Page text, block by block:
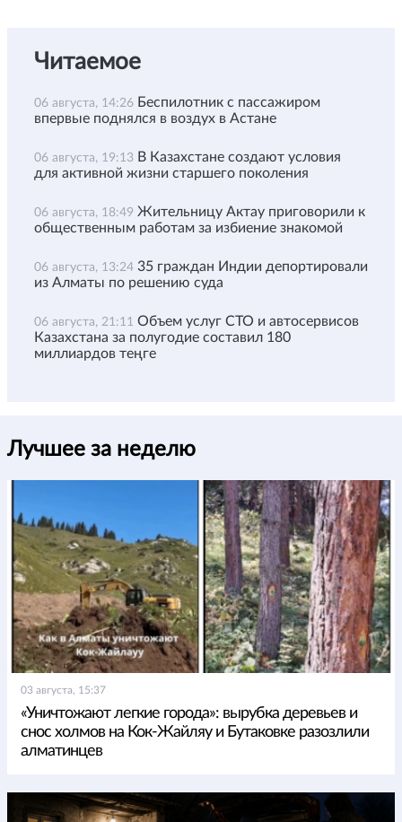
Читаемое
06 августа, 14:26 Беспилотник с пассажиром
впервые поднялся в воздух в Астане
06 августа, 19:13 В Казахстане создают условия
для активной жизни старшего поколения
06 августа, 18:49 Жительницу Актау приговорили к
общественным работам за избиение знакомой
06 августа, 13:24 35 граждан Индии депортировали
из Алматы по решению суда
06 августа, 21:11 Объем услуг СТО и автосервисов
Казахстана за полугодие составил 180
миллиардов теңге
Лучшее за неделю
03 августа, 15:37
«Уничтожают легкие города»: вырубка деревьев и
снос холмов на Кок-Жайляу и Бутаковке разозлили
алматинцев